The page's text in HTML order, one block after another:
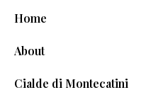
Home
About
Cialde di Montecatini